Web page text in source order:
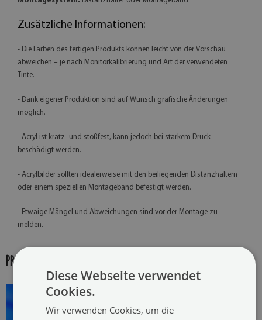
Zusätzliche Informationen:
- Die Farben des fertigen Produkts können leicht von der Vorschau
abweichen – je nach Monitorkalibrierung und Art der verwendeten
Tinte.
- Dank eigener Produktion sind auf Wunsch grafische Änderungen
möglich.
- Acryl ist kratz- und stoßfest, kann jedoch bei starkem Druck
beschädigt werden.
- Acrylbilder sollten idealerweise mit den beiliegenden Distanzhaltern
oder einem speziellen Montageband befestigt werden.
- Etwaige Mängel und Abweichungen sind vor der Montage zu
melden.
PRODUKT-GALERIE:
Diese Webseite verwendet
Cookies.
Wir verwenden Cookies, um die